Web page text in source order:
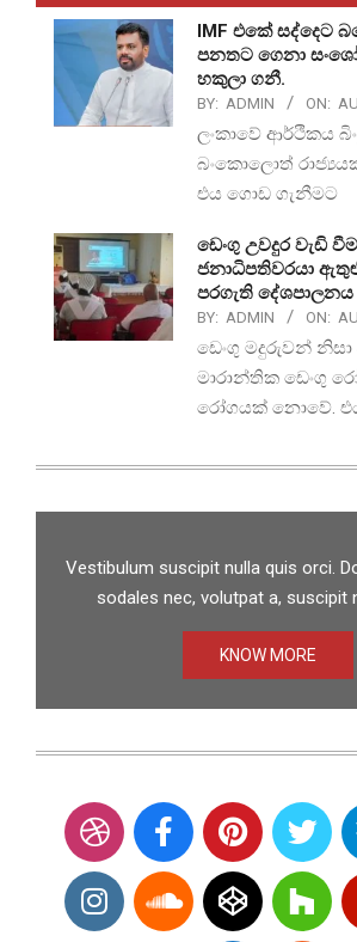
IMF එකේ සද්දෙට
පනතට ගෙනා
හකුලා ගනී.
BY: ADMIN ON:
ලංකාවේ ආර්ථිකය
බංකොලොත්
එය ගොඩ ගැනීමට
ඩෙංගු උවදුර වැඩි
ජනාධිපතිවරයා
පරගැති දේශපාලනය
BY: ADMIN ON:
ඩෙංගු මදුරුවන්
මාරාන්තික ඩෙංගු
රෝගයක් නොවේ.
Vestibulum suscipit nulla quis orci.
sodales nec, volutpat a, suscipit
KNOW MORE